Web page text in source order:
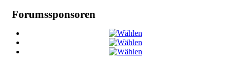
Forumssponsoren